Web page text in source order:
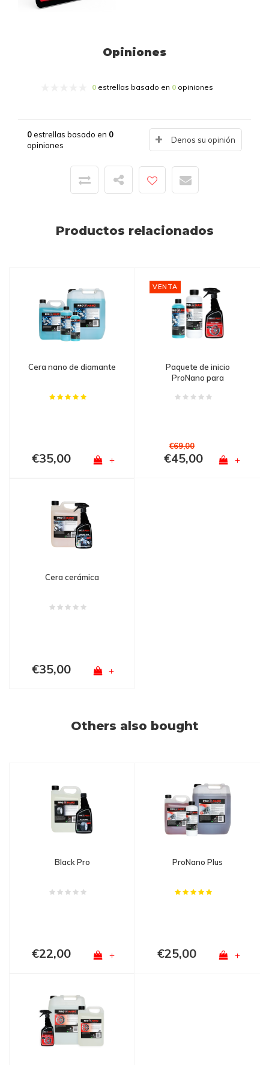
Opiniones
0 estrellas basado en 0 opiniones
0estrellas basado en 0
opiniones
Denos su opinión
Productos relacionados
Cera nano de diamante
€35,00 +
VENTA
Paquete de inicio
ProNano para
€69,00
€45,00 +
Cera cerámica
€35,00 +
Others also bought
Black Pro
€22,00 +
ProNano Plus
€25,00 +